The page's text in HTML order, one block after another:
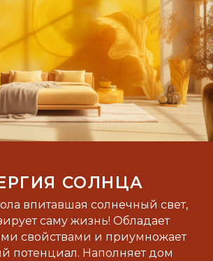
СОЛНЦА
впитавшая солнечный свет,
саму жизнь! Обладает
свойствами и приумножает
потенциал. Наполняет дом